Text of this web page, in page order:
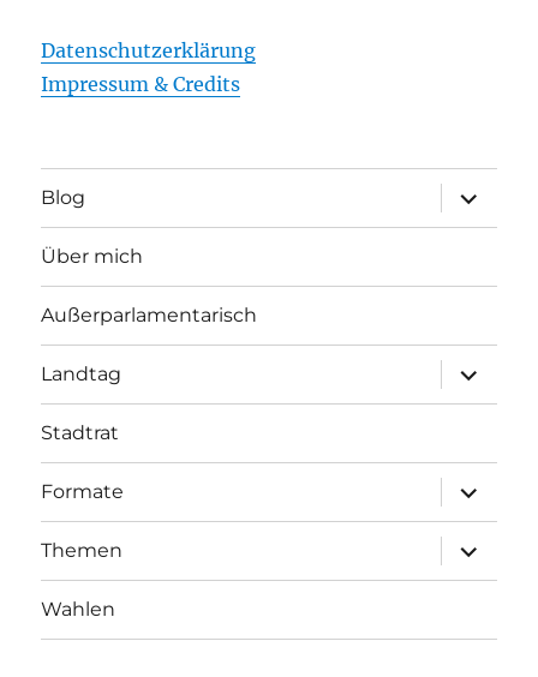
Datenschutzerklärung
Impressum & Credits
Blog
öffnen
Über mich
Außerparlamentarisch
Landtag
öffnen
Stadtrat
Formate
öffnen
Themen
öffnen
Wahlen